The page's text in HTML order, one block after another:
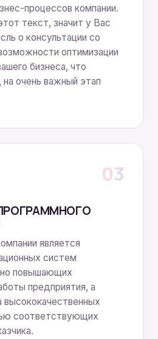
процессов компании.
текст, значит у Вас
о консультации со
оптимизации
бизнеса, что
очень важный этап
03
является
систем
повышающих
предприятия, а
высококачественных
соответствующих